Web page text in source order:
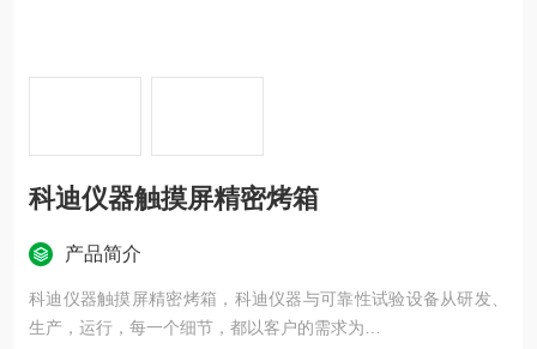
科迪仪器触摸屏精密烤箱
产品简介
科迪仪器触摸屏精密烤箱，科迪仪器与可靠性试验设备从研发、
生产，运行，每一个细节，都以客户的需求为